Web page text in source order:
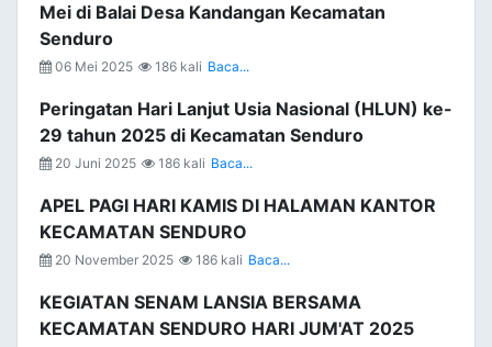
Mei di Balai Desa Kandangan Kecamatan
Senduro
06 Mei 2025 186 kali Baca...
Peringatan Hari Lanjut Usia Nasional (HLUN) ke-
29 tahun 2025 di Kecamatan Senduro
20 Juni 2025 186 kali Baca...
APEL PAGI HARI KAMIS DI HALAMAN KANTOR
KECAMATAN SENDURO
20 November 2025 186 kali Baca...
KEGIATAN SENAM LANSIA BERSAMA
KECAMATAN SENDURO HARI JUM'AT 2025